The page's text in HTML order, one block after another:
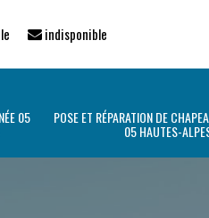
indisponible
05 POSE ET RÉPARATION DE
05 HAUTES-